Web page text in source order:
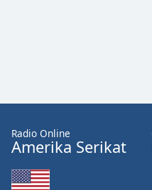
Radio Online
Amerika Serikat